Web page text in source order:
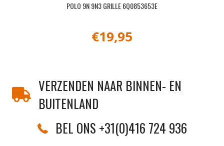
POLO 9N 9N3 GRILLE 6Q0853653E
€19,95
VERZENDEN NAAR BINNEN- EN
BUITENLAND
BEL ONS +31(0)416 724 936